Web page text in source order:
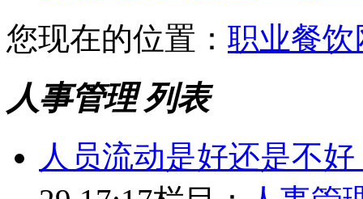
您现在的位置： 职业餐饮
人事管理 列表
人员流动是好还是不